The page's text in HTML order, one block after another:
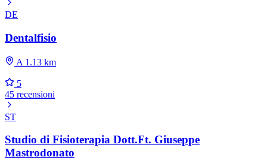
DE
Dentalfisio
A 1.13 km
5
45 recensioni
ST
Studio di Fisioterapia Dott.Ft. Giuseppe
Mastrodonato